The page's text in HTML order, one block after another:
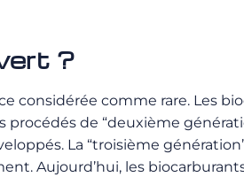
?
considérée comme rare. Les
procédés de “deuxième
La “troisième
Aujourd’hui, les